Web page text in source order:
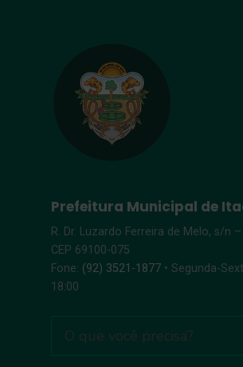
Prefeitura Municipal de
R. Dr. Luzardo Ferreira de Melo, s/n –
CEP 69100-075
Fone: (92) 3521-1877 • Segunda-
18:00